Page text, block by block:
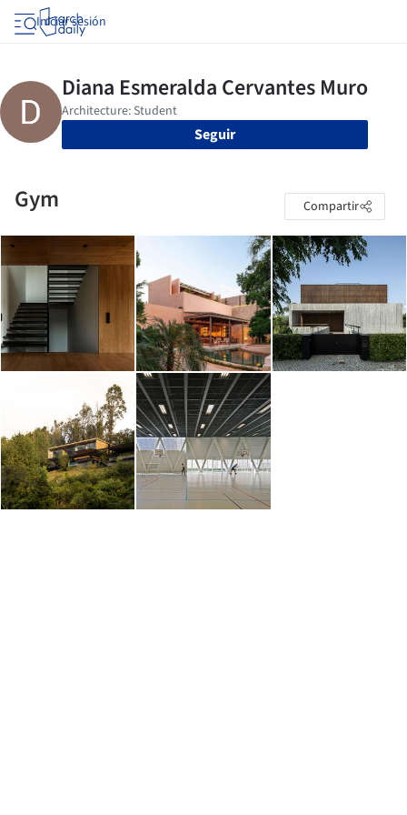
Iniciar sesión
Seguir
Gym Compartir